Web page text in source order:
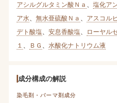
アシルグルタミン酸Ｎａ
塩化ア
ア水
無水亜硫酸Ｎａ アスコル
デト酸塩
安息香酸塩 ローヤル
１
ＢＧ 水酸化ナトリウム液
成分構成の解説
染毛剤・パーマ剤成分